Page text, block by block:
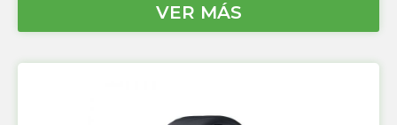
VER MÁS